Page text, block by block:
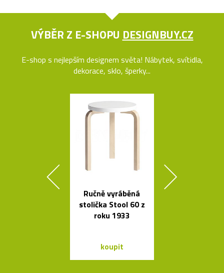
VÝBĚR Z E-SHOPU DESIGNBUY.CZ
E-shop s nejlepším designem světa! Nábytek, svítidla,
dekorace, sklo, šperky...
Ručně vyráběná
stolička Stool 60 z
roku 1933
koupit